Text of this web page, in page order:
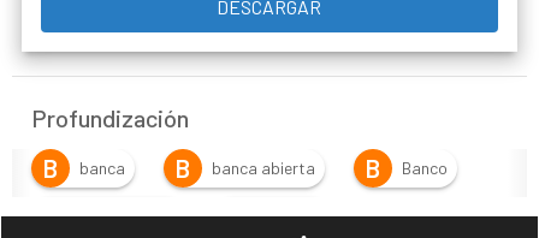
Profundización
B
banca B banca abierta B Banco
B Banco Digital B Banking